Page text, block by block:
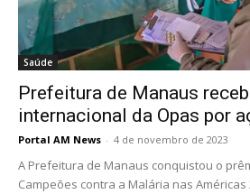
Saúde
Prefeitura de Manaus
internacional da Opas por
Portal AM News - 4 de novembro de 2023
A Prefeitura de Manaus conquistou o
Campeões contra a Malária nas Américas